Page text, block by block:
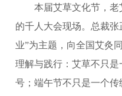
本届艾草文化节，
的千人大会现场。总裁
业”为主题，向全国艾灸
理解与践行：艾草不只
号；端午节不只是一个